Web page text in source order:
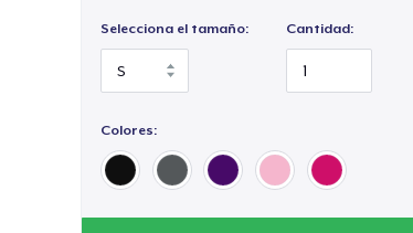
Selecciona el tamaño: Cantidad:
Colores: